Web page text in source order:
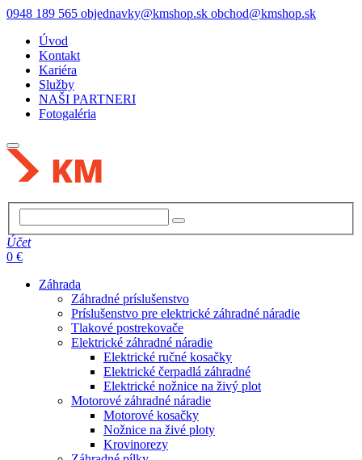
0948 189 565 objednavky@kmshop.sk obchod@kmshop.sk
Úvod
Kontakt
Kariéra
Služby
NAŠI PARTNERI
Fotogaléria
Účet
0 €
Záhrada
Záhradné príslušenstvo
Príslušenstvo pre elektrické záhradné náradie
Tlakové postrekovače
Elektrické záhradné náradie
Elektrické ručné kosačky
Elektrické čerpadlá záhradné
Elektrické nožnice na živý plot
Motorové záhradné náradie
Motorové kosačky
Nožnice na živé ploty
Krovinorezy